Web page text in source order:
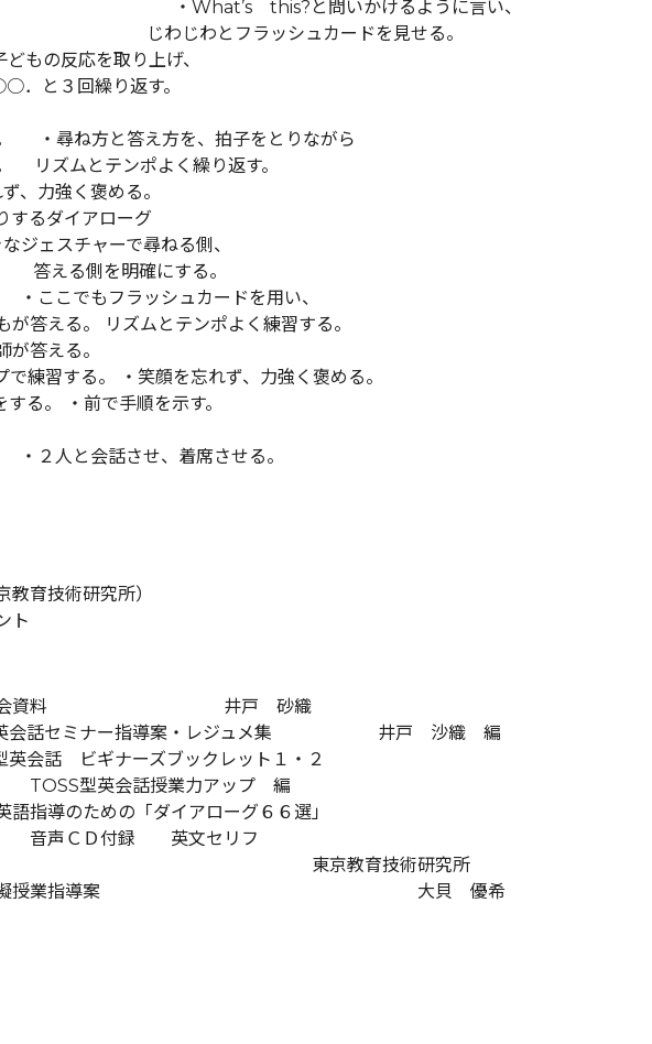
・What’s this?と問いかけるように言い、
わじわとフラッシュカードを見せる。
反応を取り上げ、
３回繰り返す。
・尋ね方と答え方を、拍子をとりながら
ズムとテンポよく繰り返す。
強く褒める。
するダイアローグ
ェスチャーで尋ねる側、
える側を明確にする。
でもフラッシュカードを用い、
答える。 リズムとテンポよく練習する。
答える。
練習する。 ・笑顔を忘れず、力強く褒める。
る。 ・前で手順を示す。
と会話させ、着席させる。
教育技術研究所）
ト
研修会資料 井戸 砂織
ミナー指導案・レジュメ集 井戸 沙織 編
ギナーズブックレット１・２
話授業力アップ 編
めの「ダイアローグ６６選」
録 英文セリフ
育技術研究所
授業指導案 大貝 優希